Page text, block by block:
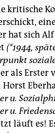
kritische
hat sich
(*1944,
als Erster
u.
u.
läuft es!